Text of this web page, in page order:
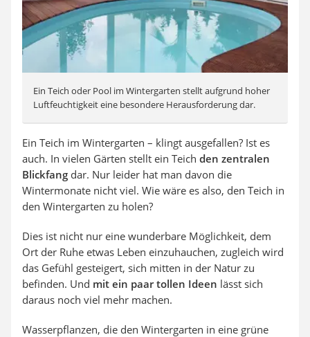
Ein Teich oder Pool im Wintergarten stellt aufgrund hoher
Luftfeuchtigkeit eine besondere Herausforderung dar.
Ein Teich im Wintergarten – klingt ausgefallen? Ist es
auch. In vielen Gärten stellt ein Teich den zentralen
Blickfang dar. Nur leider hat man davon die
Wintermonate nicht viel. Wie wäre es also, den Teich in
den Wintergarten zu holen?
Dies ist nicht nur eine wunderbare Möglichkeit, dem
Ort der Ruhe etwas Leben einzuhauchen, zugleich wird
das Gefühl gesteigert, sich mitten in der Natur zu
befinden. Und mit ein paar tollen Ideen lässt sich
daraus noch viel mehr machen.
Wasserpflanzen, die den Wintergarten in eine grüne